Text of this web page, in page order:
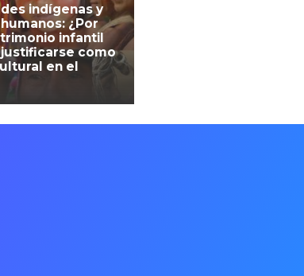
indígenas y
¿Por
infantil
como
en el